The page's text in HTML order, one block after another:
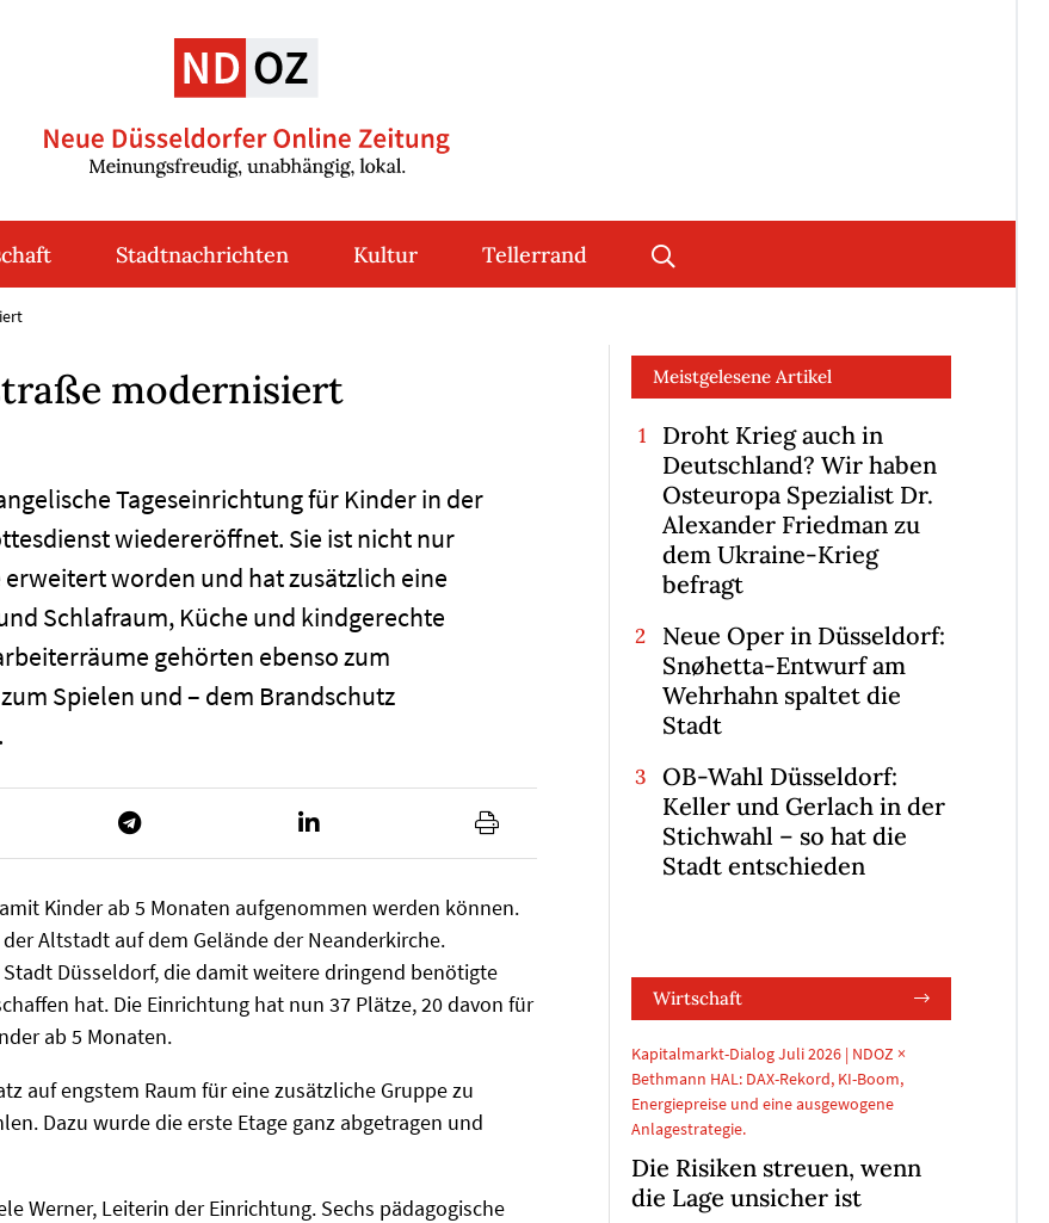
Stadtnachrichten Kultur Tellerrand
modernisiert
Tageseinrichtung für Kinder in der
wiedereröffnet. Sie ist nicht nur
worden und hat zusätzlich eine
Schlafraum, Küche und kindgerechte
gehörten ebenso zum
Spielen und – dem Brandschutz
Kinder ab 5 Monaten aufgenommen werden können.
Altstadt auf dem Gelände der Neanderkirche.
Düsseldorf, die damit weitere dringend benötigte
hat. Die Einrichtung hat nun 37 Plätze, 20 davon für
ab 5 Monaten.
auf engstem Raum für eine zusätzliche Gruppe zu
Dazu wurde die erste Etage ganz abgetragen und
Werner, Leiterin der Einrichtung. Sechs pädagogische
Meistgelesene Artikel
Droht Krieg auch in
Deutschland? Wir haben
Osteuropa Spezialist Dr.
Alexander Friedman zu
dem Ukraine-Krieg
befragt
Neue Oper in Düsseldorf:
Snøhetta-Entwurf am
Wehrhahn spaltet die
Stadt
OB-Wahl Düsseldorf:
Keller und Gerlach in der
Stichwahl – so hat die
Stadt entschieden
Wirtschaft
Kapitalmarkt-Dialog Juli 2026 | NDOZ ×
Bethmann HAL: DAX-Rekord, KI-Boom,
Energiepreise und eine ausgewogene
Anlagestrategie.
Die Risiken streuen, wenn
die Lage unsicher ist